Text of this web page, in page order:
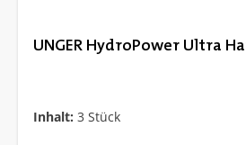
UNGER HydroPower Ultra
Inhalt: 3 Stück